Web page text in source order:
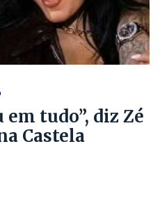
tudo”, diz Zé
Castela